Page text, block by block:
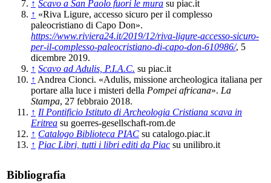
↑ Scavo a San Paolo fuori le mura su piac.it
↑ «Riva Ligure, accesso sicuro per il complesso
paleocristiano di Capo Don».
https://www.riviera24.it/2019/12/riva-ligure-accesso-sicuro-
per-il-complesso-paleocristiano-di-capo-don-610986/, 5
dicembre 2019.
↑ Scavo ad Adulis, P.I.A.C. su piac.it
↑ Andrea Cionci. «Adulis, missione archeologica italiana per
portare alla luce i misteri della Pompei africana». La
Stampa, 27 febbraio 2018.
↑ Il Pontificio Istituto di Archeologia Cristiana scava in
Eritrea su goerres-gesellschaft-rom.de
↑ Catalogo Biblioteca PIAC su catalogo.piac.it
↑ Piac Libri, tutti i libri editi da Piac su unilibro.it
Bibliografia